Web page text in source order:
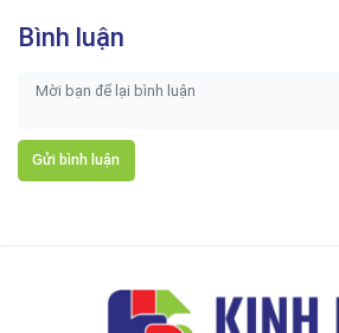
Bình luận
Gửi bình luận